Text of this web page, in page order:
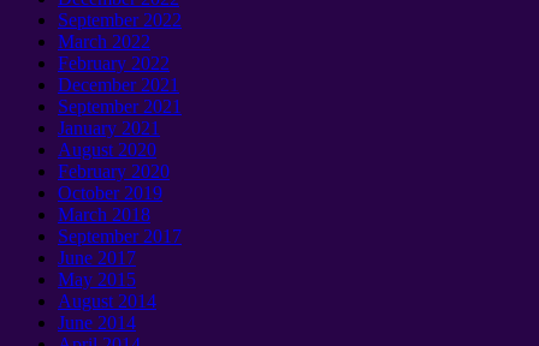
September 2022
March 2022
February 2022
December2021
September 2021
January 2021
August 2020
February 2020
October2019
March 2018
September 2017
June 2017
May 2015
August 2014
June 2014